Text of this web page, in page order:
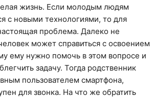
жизнь. Если молодым людям
с новыми технологиями, то для
проблема. Далеко не
может справиться с освоением
ему нужно помочь в этом вопросе и
задачу. Тогда родственник
пользователем смартфона,
для звонка. На что же обратить